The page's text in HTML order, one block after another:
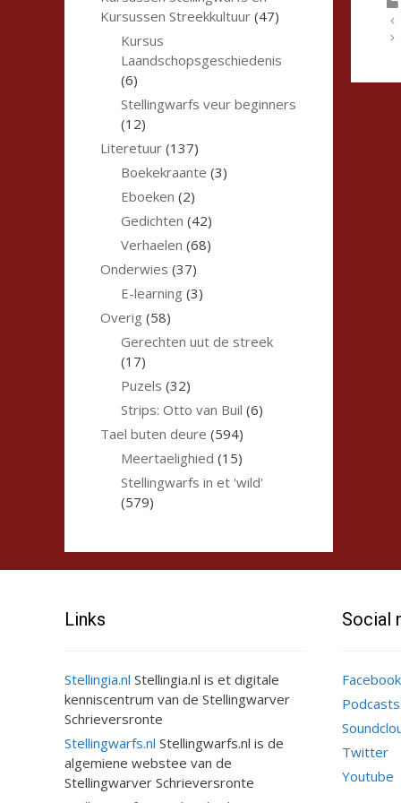
Kursussen Streekkultuur (47)
Kursus
Laandschopsgeschiedenis
(6)
Stellingwarfs veur beginners
(12)
Literetuur (137)
Boekekraante (3)
Eboeken (2)
Gedichten (42)
Verhaelen (68)
Onderwies (37)
E-learning (3)
Overig (58)
Gerechten uut de streek
(17)
Puzels (32)
Strips: Otto van Buil (6)
Tael buten deure (594)
Meertaelighied (15)
Stellingwarfs in et 'wild'
(579)
Links
Stellingia.nl Stellingia.nl is et digitale
kenniscentrum van de Stellingwarver
Schrieversronte
Stellingwarfs.nl Stellingwarfs.nl is de
algemiene webstee van de
Stellingwarver Schrieversronte
Social
Facebook
Podcasts
Twitter
Youtube